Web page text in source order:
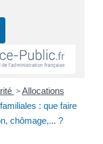
> Allocations
: que faire
chômage,... ?